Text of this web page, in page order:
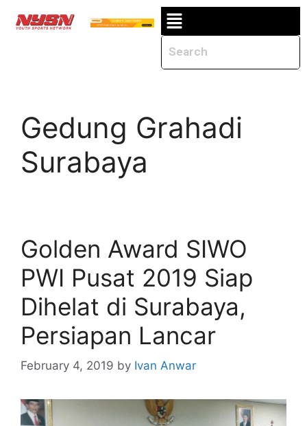
Gedung Grahadi
Surabaya
Golden Award SIWO
PWI Pusat 2019 Siap
Dihelat di Surabaya,
Persiapan Lancar
February 4, 2019 by Ivan Anwar